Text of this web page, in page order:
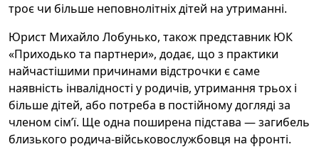
троє чи більше неповнолітніх дітей на утриманні.
Юрист Михайло Лобунько, також представник ЮК
«Приходько та партнери», додає, що з практики
найчастішими причинами відстрочки є саме
наявність інвалідності у родичів, утримання трьох і
більше дітей, або потреба в постійному догляді за
членом сім’ї. Ще одна поширена підстава — загибель
близького родича-військовослужбовця на фронті.